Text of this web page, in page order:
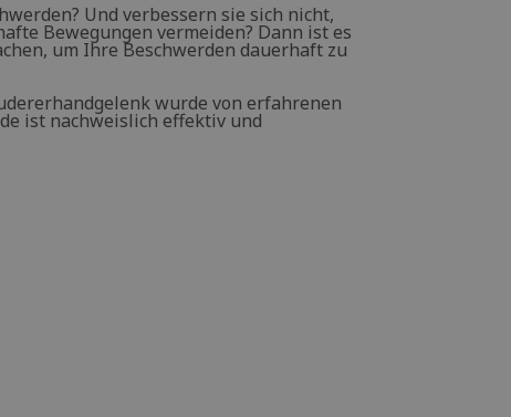
Und verbessern sie sich nicht,
Bewegungen vermeiden? Dann ist es
um Ihre Beschwerden dauerhaft zu
wurde von erfahrenen
ist nachweislich effektiv und